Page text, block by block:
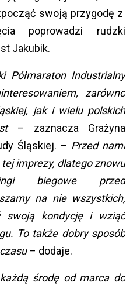
swoją przygodę z
poprowadzi rudzki
Jakubik.
Półmaraton Industrialny
zarówno
jak i wielu polskich
– zaznacza Grażyna
Śląskiej. – Przed nami
imprezy, dlatego znowu
biegowe przed
na nie wszystkich,
swoją kondycję i wziąć
To także dobry sposób
– dodaje.
środę od marca do